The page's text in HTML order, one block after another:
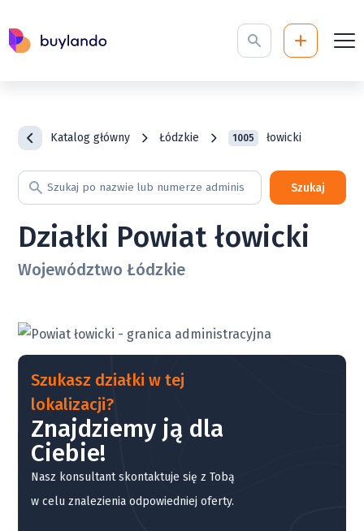
Katalog główny Łódzkie 1005 łowicki
Szukaj
Działki Powiat łowicki
Województwo Łódzkie
Szukasz działki w tej
lokalizacji?
Znajdziemy ją dla
Ciebie!
Nasz konsultant skontaktuje się z Tobą
w celu znalezienia odpowiedniej oferty.